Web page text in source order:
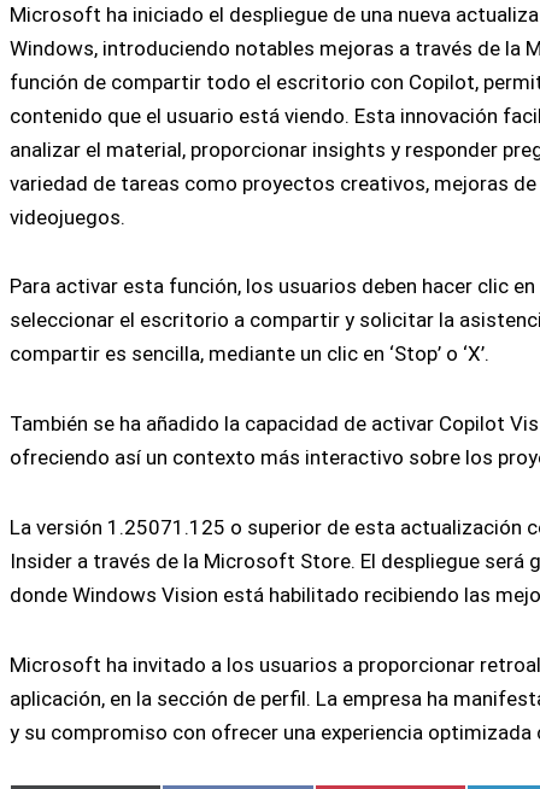
Microsoft ha iniciado el despliegue de una nueva
Windows, introduciendo notables mejoras a través de la
función de compartir todo el escritorio con Copilot,
contenido que el usuario está viendo. Esta innovación
analizar el material, proporcionar insights y responder
variedad de tareas como proyectos creativos, mejoras
videojuegos.
Para activar esta función, los usuarios deben hacer clic
seleccionar el escritorio a compartir y solicitar la
compartir es sencilla, mediante un clic en ‘Stop’ o ‘X’.
También se ha añadido la capacidad de activar Copilot
ofreciendo así un contexto más interactivo sobre los
La versión 1.25071.125 o superior de esta actualización
Insider a través de la Microsoft Store. El despliegue será
donde Windows Vision está habilitado recibiendo las
Microsoft ha invitado a los usuarios a proporcionar
aplicación, en la sección de perfil. La empresa ha
y su compromiso con ofrecer una experiencia optimizada